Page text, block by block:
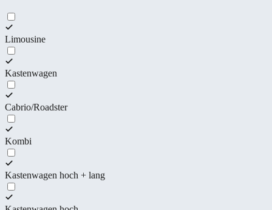
Limousine
Kastenwagen
Cabrio/Roadster
Kombi
Kastenwagen hoch + lang